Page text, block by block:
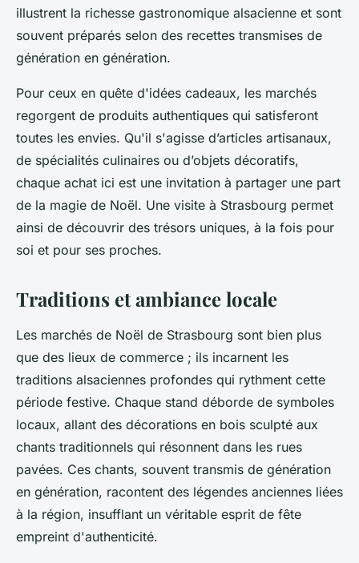
illustrent la richesse gastronomique alsacienne et sont
souvent préparés selon des recettes transmises de
génération en génération.
Pour ceux en quête d'idées cadeaux, les marchés
regorgent de produits authentiques qui satisferont
toutes les envies. Qu'il s'agisse d’articles artisanaux,
de spécialités culinaires ou d’objets décoratifs,
chaque achat ici est une invitation à partager une part
de la magie de Noël. Une visite à Strasbourg permet
ainsi de découvrir des trésors uniques, à la fois pour
soi et pour ses proches.
Traditions et ambiance locale
Les marchés de Noël de Strasbourg sont bien plus
que des lieux de commerce ; ils incarnent les
traditions alsaciennes profondes qui rythment cette
période festive. Chaque stand déborde de symboles
locaux, allant des décorations en bois sculpté aux
chants traditionnels qui résonnent dans les rues
pavées. Ces chants, souvent transmis de génération
en génération, racontent des légendes anciennes liées
à la région, insufflant un véritable esprit de fête
empreint d'authenticité.